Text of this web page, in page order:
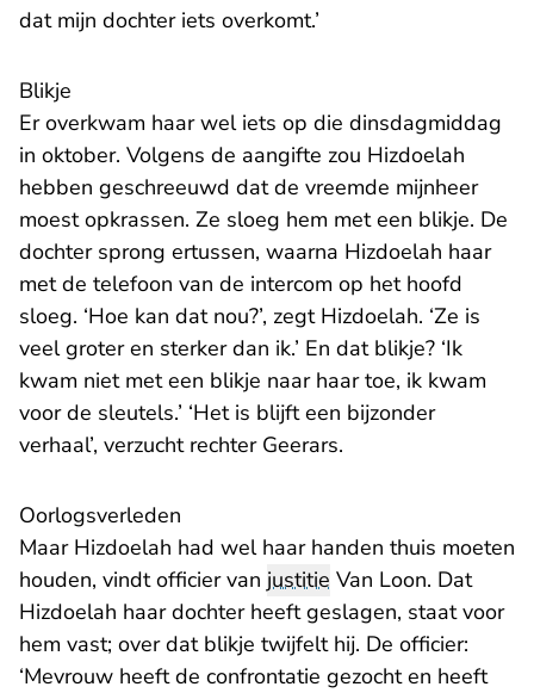
dat mijn dochter iets overkomt.’
Blikje
Er overkwam haar wel iets op die dinsdagmiddag
in oktober. Volgens de aangifte zou Hizdoelah
hebben geschreeuwd dat de vreemde mijnheer
moest opkrassen. Ze sloeg hem met een blikje. De
dochter sprong ertussen, waarna Hizdoelah haar
met de telefoon van de intercom op het hoofd
sloeg. ‘Hoe kan dat nou?’, zegt Hizdoelah. ‘Ze is
veel groter en sterker dan ik.’ En dat blikje? ‘Ik
kwam niet met een blikje naar haar toe, ik kwam
voor de sleutels.’ ‘Het is blijft een bijzonder
verhaal’, verzucht rechter Geerars.
Oorlogsverleden
Maar Hizdoelah had wel haar handen thuis moeten
houden, vindt officier van justitie Van Loon. Dat
Hizdoelah haar dochter heeft geslagen, staat voor
hem vast; over dat blikje twijfelt hij. De officier:
‘Mevrouw heeft de confrontatie gezocht en heeft